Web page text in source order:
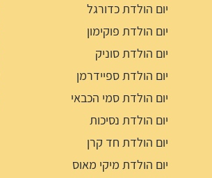
יום הולדת כדורגל
יום הולדת פוקימון
יום הולדת סוניק
יום הולדת ספיידרמן
יום הולדת סמי הכבאי
יום הולדת נסיכות
יום הולדת חד קרן
יום הולדת מיקי מאוס